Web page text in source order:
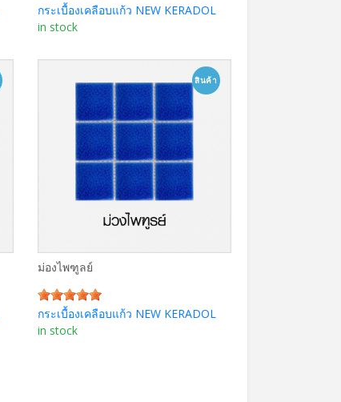
กระเบื้องเคลือบแก้ว NEW KERADOL
in stock
สินค้า
ม่องไพฑูลย์
กระเบื้องเคลือบแก้ว NEW KERADOL
in stock